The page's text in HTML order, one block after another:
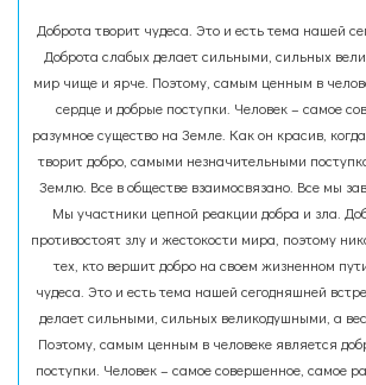
Доброта творит чудеса. Это и есть тема нашей
Доброта слабых делает сильными, сильных
мир чище и ярче. Поэтому, самым ценным в
сердце и добрые поступки. Человек – самое
разумное существо на Земле. Как он красив,
творит добро, самыми незначительными
Землю. Все в обществе взаимосвязано. Все мы
Мы участники цепной реакции добра и зла.
противостоят злу и жестокости мира, поэтому
тех, кто вершит добро на своем жизненном
чудеса. Это и есть тема нашей сегодняшней
делает сильными, сильных великодушными, а
Поэтому, самым ценным в человеке является
поступки. Человек – самое совершенное, самое